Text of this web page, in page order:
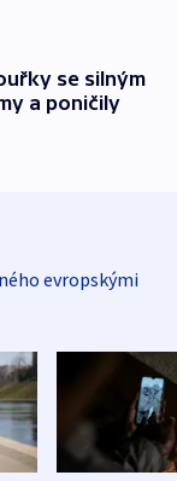
se silným
a poničily
evropskými